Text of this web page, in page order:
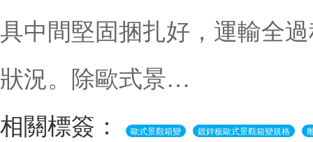
具中間堅固捆扎好，運輸全
狀況。除歐式景…
相關標簽：
歐式景觀箱變 鍍鋅板歐式景觀箱變規格